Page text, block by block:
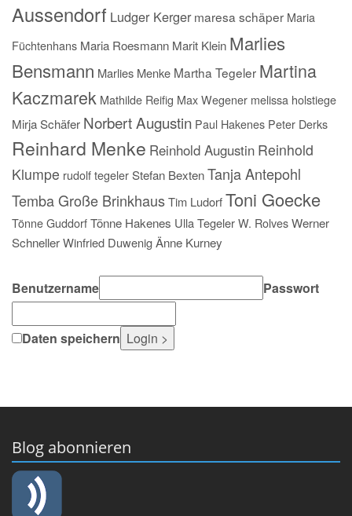
Aussendorf Ludger Kerger maresa schäper Maria
Füchtenhans Maria Roesmann Marit Klein Marlies
Bensmann Marlies Menke Martha Tegeler Martina
Kaczmarek Mathilde Reifig Max Wegener melissa holstiege
Mirja Schäfer Norbert Augustin Paul Hakenes Peter Derks
Reinhard Menke Reinhold Augustin Reinhold
Klumpe rudolf tegelerStefan BextenTanja Antepohl
Temba Große BrinkhausTim LudorfToni Goecke
Tönne GuddorfTönne Hakenes Ulla TegelerW. RolvesWerner
SchnellerWinfried DuwenigÄnne Kurney
Benutzername Passwort
Daten speichern
Blog abonnieren